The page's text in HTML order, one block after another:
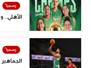
كرة سلة
كرة يد
كرة طائرة
الأهلي..
الجماهير